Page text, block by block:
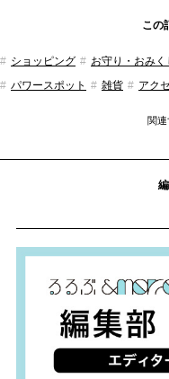
この
ショッピング お守り・おみく
パワースポット
雑貨 アク
関